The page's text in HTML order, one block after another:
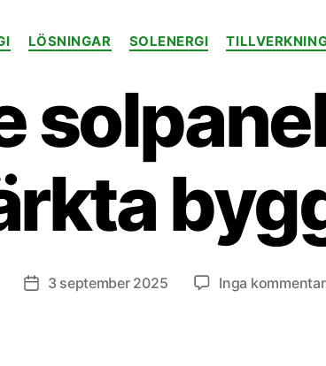
Kategorier
LÖSNINGAR SOLENERGI
Inläggsdatum
3 september 2025 Inga